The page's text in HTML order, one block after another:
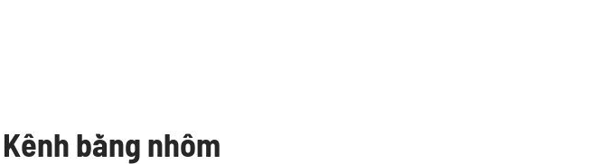
Kênh bằng nhôm